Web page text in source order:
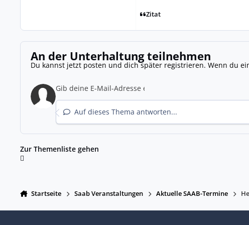
Zitat
An der Unterhaltung teilnehmen
Du kannst jetzt posten und dich später registrieren. Wenn du
Auf dieses Thema antworten...
Zur Themenliste gehen
Startseite Saab Veranstaltungen Aktuelle SAAB-Termine